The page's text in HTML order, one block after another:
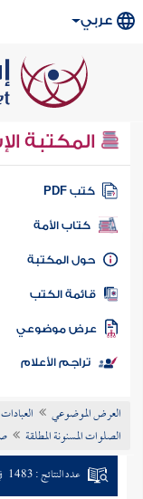
عربي
المكتبة
كتب PDF
كتاب الأمة
المكتبة
الكتب
موضوعي
تراجم الأعلام
العرض الموضوعي العبادات
الصلوات المسنونة المطلقة
عدد النتائج : 1483